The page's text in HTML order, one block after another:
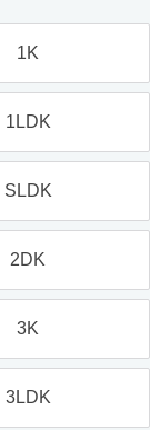
1K
1LDK
SLDK
2DK
3K
3LDK